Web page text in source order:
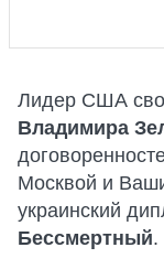
Лидер США
Владимира
Москвой и
украинский
Бессмертный.